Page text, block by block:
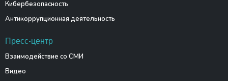
Кибербезопасность
Антикоррупционная деятельность
Пресс-центр
Взаимодействие со СМИ
Видео